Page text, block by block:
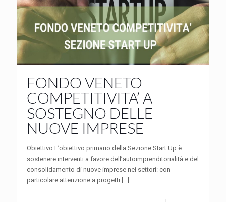
FONDO VENETO
COMPETITIVITA’ A
SOSTEGNO DELLE
NUOVE IMPRESE
Obiettivo L’obiettivo primario della Sezione Start Up è
sostenere interventi a favore dell’autoimprenditorialità e del
consolidamento di nuove imprese nei settori: con
particolare attenzione a progetti […]